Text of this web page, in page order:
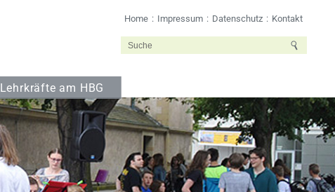
Home Impressum Datenschutz Kontakt
Lehrkräfte am HBG